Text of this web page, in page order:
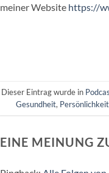
meiner Website ⁠⁠https://
Dieser Eintrag wurde in
Gesundheit,
EINE MEINUNG